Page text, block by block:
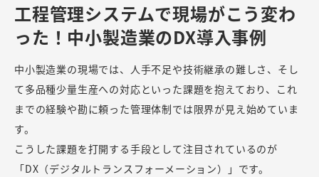
工程管理システムで現場がこう変わ
った！中小製造業のDX導入事例
中小製造業の現場では、人手不足や技術継承の難しさ、そし
て多品種少量生産への対応といった課題を抱えており、これ
までの経験や勘に頼った管理体制では限界が見え始めていま
す。
こうした課題を打開する手段として注目されているのが
「DX（デジタルトランスフォーメーション）」です。